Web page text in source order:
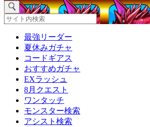
最強リーダー
夏休みガチャ
コードギアス
おすすめガチャ
EXラッシュ
8月クエスト
ワンタッチ
モンスター検索
アシスト検索